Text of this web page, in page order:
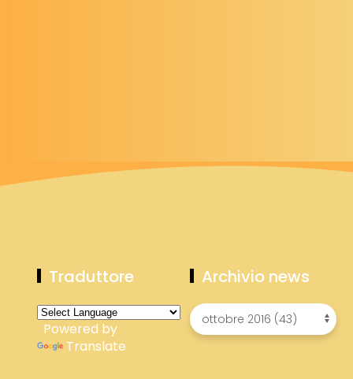
Traduttore
Powered by
Translate
Archivio news